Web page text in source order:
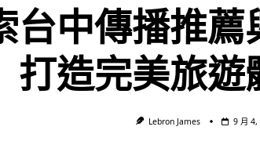
台中傳播推薦
打造完美旅遊
Lebron James 9 月